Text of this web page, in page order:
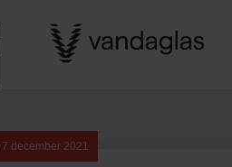
7 december 2021